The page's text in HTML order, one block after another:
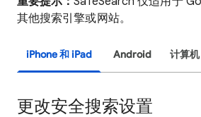
其他搜索引擎或网站。
iPhone 和 iPad Android 计算机
更改安全搜索设置